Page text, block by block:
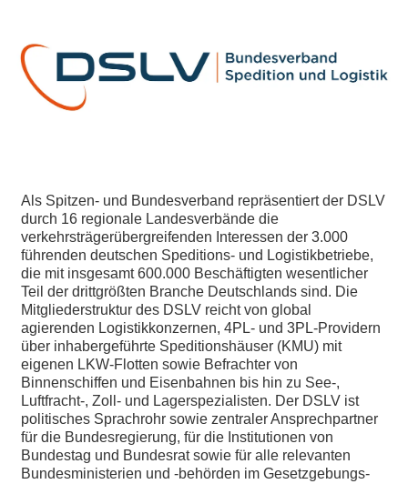
Als Spitzen- und Bundesverband repräsentiert der DSLV
durch 16 regionale Landesverbände die
verkehrsträgerübergreifenden Interessen der 3.000
führenden deutschen Speditions- und Logistikbetriebe,
die mit insgesamt 600.000 Beschäftigten wesentlicher
Teil der drittgrößten Branche Deutschlands sind. Die
Mitgliederstruktur des DSLV reicht von global
agierenden Logistikkonzernen, 4PL- und 3PL-Providern
über inhabergeführte Speditionshäuser (KMU) mit
eigenen LKW-Flotten sowie Befrachter von
Binnenschiffen und Eisenbahnen bis hin zu See-,
Luftfracht-, Zoll- und Lagerspezialisten. Der DSLV ist
politisches Sprachrohr sowie zentraler Ansprechpartner
für die Bundesregierung, für die Institutionen von
Bundestag und Bundesrat sowie für alle relevanten
Bundesministerien und -behörden im Gesetzgebungs-